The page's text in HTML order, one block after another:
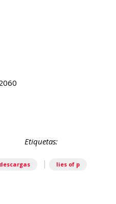
Etiquetas:
descargas | lies of p